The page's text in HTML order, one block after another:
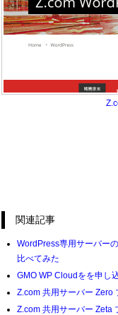
関連記事
WordPress専用サーバー
比べてみた
GMO WP Cloudをを申し
Z.com 共用サーバー Zero
Z.com 共用サーバー Zeta